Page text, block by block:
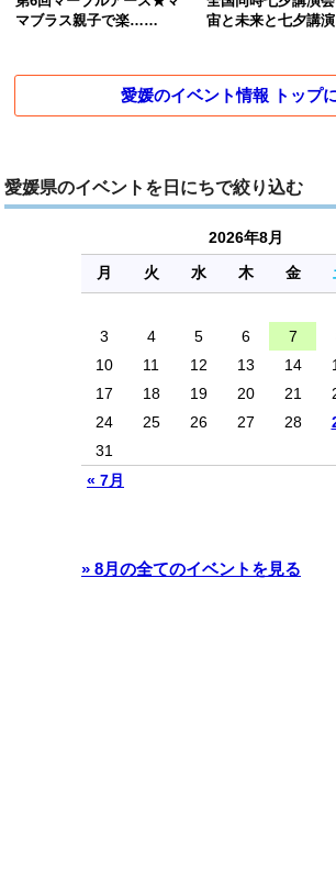
マブラス親子で楽……
宙と未来と七夕講
愛媛のイベント情報 トップ
愛媛県のイベントを日にちで絞り込む
2026年8月
月
火 水 木 金
« 7月
3
4 5 6 7
10
11 12 13 14
17
18 19 20 21
24
25 26 27 28
31
» 8月の全てのイベントを見る